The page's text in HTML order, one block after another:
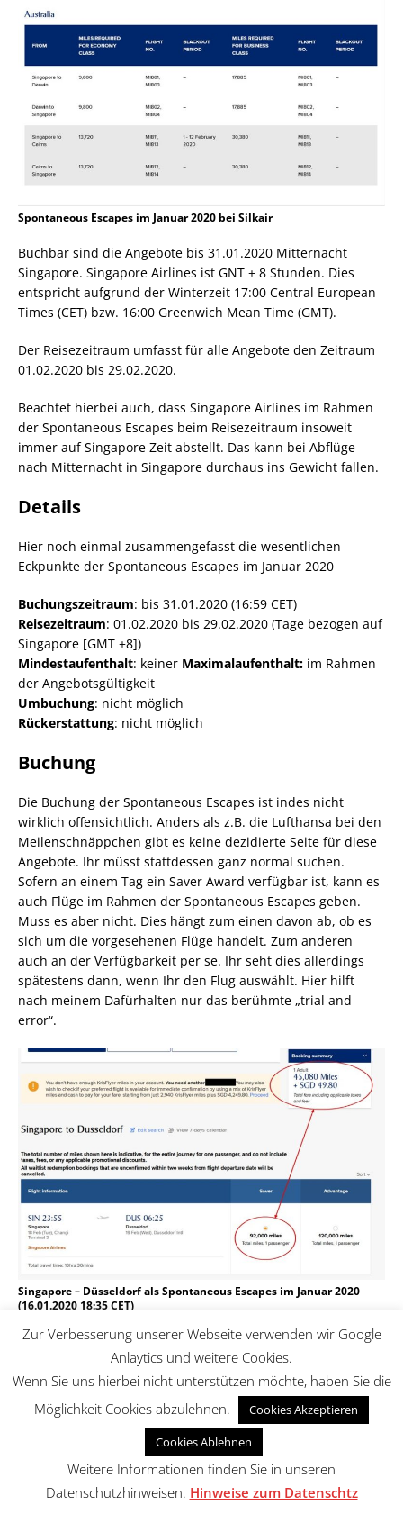
Spontaneous Escapes im Januar 2020 bei Silkair
Buchbar sind die Angebote bis 31.01.2020 Mitternacht
Singapore. Singapore Airlines ist GNT + 8 Stunden. Dies
entspricht aufgrund der Winterzeit 17:00 Central European
Times (CET) bzw. 16:00 Greenwich Mean Time (GMT).
Der Reisezeitraum umfasst für alle Angebote den Zeitraum
01.02.2020 bis 29.02.2020.
Beachtet hierbei auch, dass Singapore Airlines im Rahmen
der Spontaneous Escapes beim Reisezeitraum insoweit
immer auf Singapore Zeit abstellt. Das kann bei Abflüge
nach Mitternacht in Singapore durchaus ins Gewicht fallen.
Details
Hier noch einmal zusammengefasst die wesentlichen
Eckpunkte der Spontaneous Escapes im Januar 2020
Buchungszeitraum: bis 31.01.2020 (16:59 CET)
Reisezeitraum: 01.02.2020 bis 29.02.2020 (Tage bezogen auf
Singapore [GMT +8])
Mindestaufenthalt: keiner Maximalaufenthalt: im Rahmen
der Angebotsgültigkeit
Umbuchung: nicht möglich
Rückerstattung: nicht möglich
Buchung
Die Buchung der Spontaneous Escapes ist indes nicht
wirklich offensichtlich. Anders als z.B. die Lufthansa bei den
Meilenschnäppchen gibt es keine dezidierte Seite für diese
Angebote. Ihr müsst stattdessen ganz normal suchen.
Sofern an einem Tag ein Saver Award verfügbar ist, kann es
auch Flüge im Rahmen der Spontaneous Escapes geben.
Muss es aber nicht. Dies hängt zum einen davon ab, ob es
sich um die vorgesehenen Flüge handelt. Zum anderen
auch an der Verfügbarkeit per se. Ihr seht dies allerdings
spätestens dann, wenn Ihr den Flug auswählt. Hier hilft
nach meinem Dafürhalten nur das berühmte „trial and
error“.
Singapore – Düsseldorf als Spontaneous Escapes im Januar 2020
(16.01.2020 18:35 CET)
Beachten müsst Ihr indes auch, dass für bestimmte
Strecken (z.B. die Flüge in der Business-Class nach
Frankfurt) nur eine Richtung zu buchen ist. Hier müsst Ihr
für den Hin- oder Rückweg eine andere Variante wählen.
Dies kann eine oneway zu einer verfügbaren anderen Stadt
sein oder ein regulärer Award.
KrisFlyer Meilen
Zur Verbesserung unserer Webseite verwenden wir Google
Anlaytics und weitere Cookies.
Wenn Sie uns hierbei nicht unterstützen möchte, haben Sie die
Möglichkeit Cookies abzulehnen.
Cookies Akzeptieren
Cookies Ablehnen
Weitere Informationen finden Sie in unseren
Datenschutzhinweisen. Hinweise zum Datenschtz